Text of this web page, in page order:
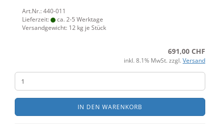
Art.Nr.: 440-011
Lieferzeit:
ca. 2-5 Werktage
Versandgewicht: 12 kg je Stück
691,00 CHF
inkl. 8.1% MwSt. zzgl. Versand
IN DEN WARENKORB